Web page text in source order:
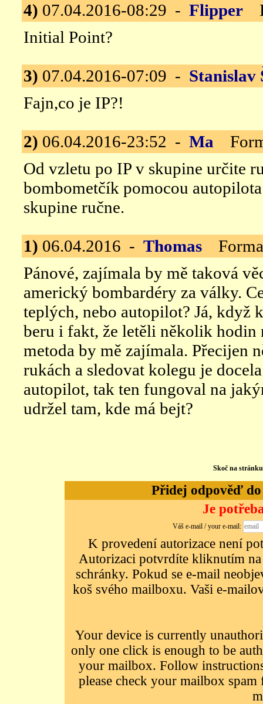
4) 07.04.2016-08:29 - Flipper
Initial Point?
3) 07.04.2016-07:09 - Stanislav
Fajn,co je IP?!
2) 06.04.2016-23:52 - Ma
Od vzletu po IP v skupine určite
bombometčík pomocou
skupine ručne.
1) 06.04.2016 - Thomas
Pánové, zajímala by mě taková
americký bombardéry za války.
teplých, nebo autopilot? Já, když
beru i fakt, že letěli několik hodin
metoda by mě zajímala. Přecijen
rukách a sledovat kolegu je
autopilot, tak ten fungoval na
udržel tam, kde má bejt?
Skoč na
Přidej odpověď
Je
Váš e-mail / your e-mail:
K provedení autorizace není
Autorizaci potvrdíte kliknutím na
schránky. Pokud se e-mail
koš svého mailboxu. Vaši e-
Your device is currently
only one click is enough to be
your mailbox. Follow
please check your mailbox